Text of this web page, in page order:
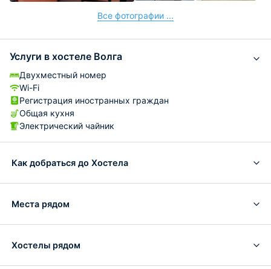
Все фотографии ...
Услуги в хостеле Волга
Двухместный номер
Wi-Fi
Регистрация иностранных граждан
Общая кухня
Электрический чайник
Как добраться до Хостела
Места рядом
Хостелы рядом